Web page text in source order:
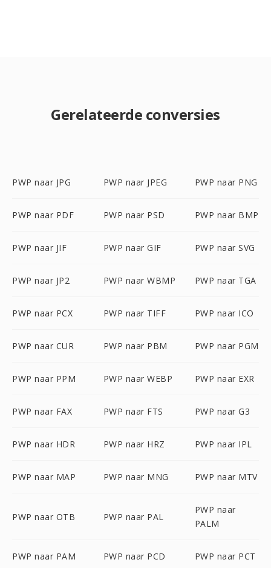
Gerelateerde conversies
PWP naar JPG PWP naar JPEG PWP naar PNG
PWP naar PDF PWP naar PSD PWP naar BMP
PWP naar JIF PWP naar GIF PWP naar SVG
PWP naar JP2 PWP naar WBMP PWP naar TGA
PWP naar PCX PWP naar TIFF PWP naar ICO
PWP naar CUR PWP naar PBM PWP naar PGM
PWP naar PPM PWP naar WEBP PWP naar EXR
PWP naar FAX PWP naar FTS PWP naar G3
PWP naar HDR PWP naar HRZ PWP naar IPL
PWP naar MAP PWP naar MNG PWP naar MTV
PWP naar OTB PWP naar PAL
PWP naar
PALM
PWP naar PAM PWP naar PCD PWP naar PCT